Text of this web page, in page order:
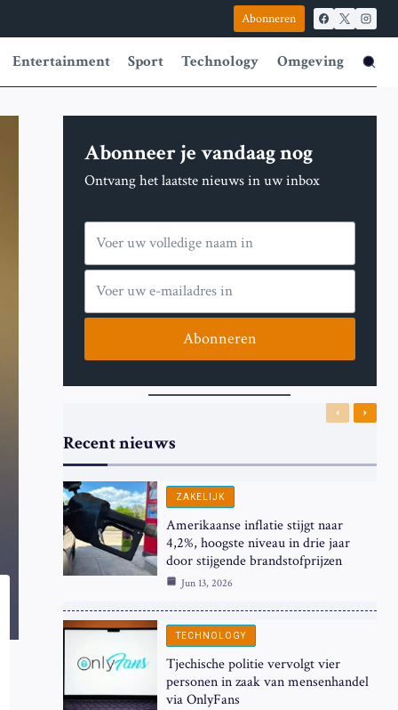
Abonneren
Entertainment Sport Technology Omgeving
Abonneer je vandaag nog
Ontvang het laatste nieuws in uw inbox
Abonneren
Recent nieuws
Previous
Next
ZAKELIJK
Amerikaanse inflatie stijgt naar
4,2%, hoogste niveau in drie jaar
door stijgende brandstofprijzen
Jun 13, 2026
TECHNOLOGY
Tjechische politie vervolgt vier
personen in zaak van mensenhandel
via OnlyFans